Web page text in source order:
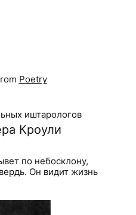
Poetry
иштарологов
Кроули
по небосклону,
Он видит жизнь